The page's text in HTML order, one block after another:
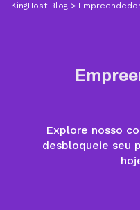
KingHost Blog >
Explore nosso
desbloqueie seu